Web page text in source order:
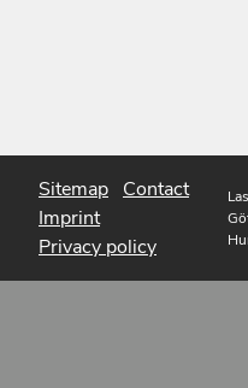
Sitemap Contact
Imprint
Privacy policy